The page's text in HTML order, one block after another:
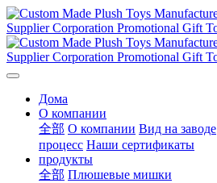
Дома
О компании
全部 О компании Вид на заводе
процесс Наши сертификаты
продукты
全部 Плюшевые мишки